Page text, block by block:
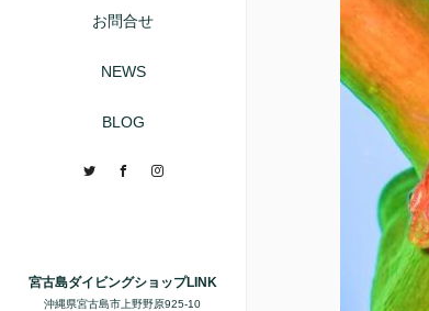
お問合せ
NEWS
BLOG
TwitterFacebook
宮古島ダイビングショップLINK
沖縄県宮古島市上野野原925-10